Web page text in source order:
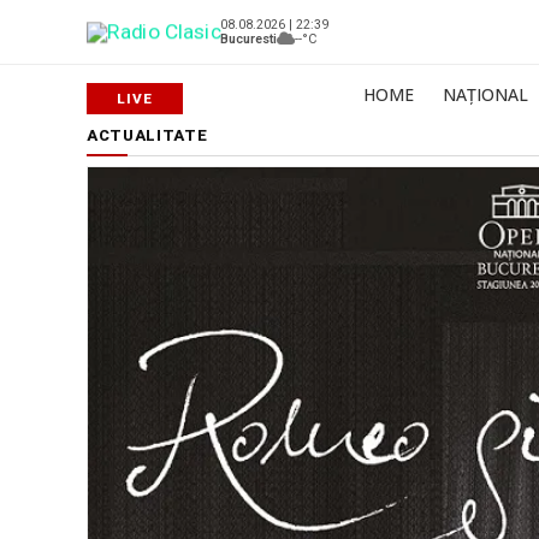
08.08.2026 | 22:39
Bucuresti
--°C
HOME NAȚIONAL
ACTUALITATE